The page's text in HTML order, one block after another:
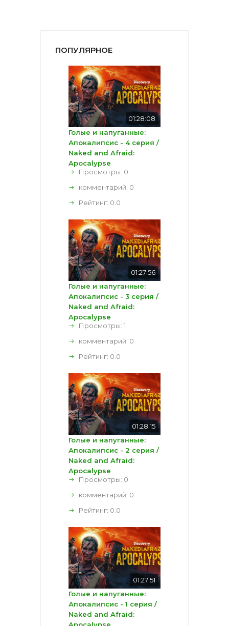
ПОПУЛЯРНОЕ
01:28:08
Голые и напуганные:
Апокалипсис - 4 серия /
Naked and Afraid:
Apocalypse
Просмотры: 0
комментарий: 0
Рейтинг: 0.0
01:27:56
Голые и напуганные:
Апокалипсис - 3 серия /
Naked and Afraid:
Apocalypse
Просмотры: 1
комментарий: 0
Рейтинг: 0.0
01:28:15
Голые и напуганные:
Апокалипсис - 2 серия /
Naked and Afraid:
Apocalypse
Просмотры: 0
комментарий: 0
Рейтинг: 0.0
01:27:51
Голые и напуганные:
Апокалипсис - 1 серия /
Naked and Afraid: